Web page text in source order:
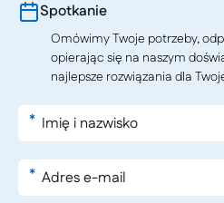
Spotkanie
Omówimy Twoje potrzeby,
opierając się na naszym
najlepsze rozwiązania dla
*
*